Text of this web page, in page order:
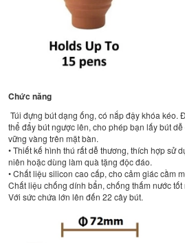
Chức năng
Túi đựng bút dạng ống, có nắp đậy khóa kéo.
thể đẩy bút ngược lên, cho phép bạn lấy bút
vững vàng trên mặt bàn.
• Thiết kế hình thú rất dễ thương, thích hợp sử
niên hoặc dùng làm quà tặng độc đáo.
• Chất liệu silicon cao cấp, cho cảm giác cầm
Chất liệu chống dính bẩn, chống thấm nước
Với sức chứa lớn lên đến 22 cây bút.